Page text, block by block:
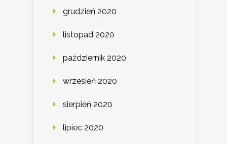
grudzień 2020
listopad 2020
październik 2020
wrzesień 2020
sierpień 2020
lipiec 2020